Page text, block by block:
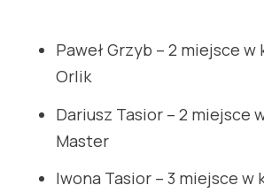
Paweł Grzyb – 2 miejsce w
Orlik
Dariusz Tasior – 2 miejsce
Master
Iwona Tasior – 3 miejsce w